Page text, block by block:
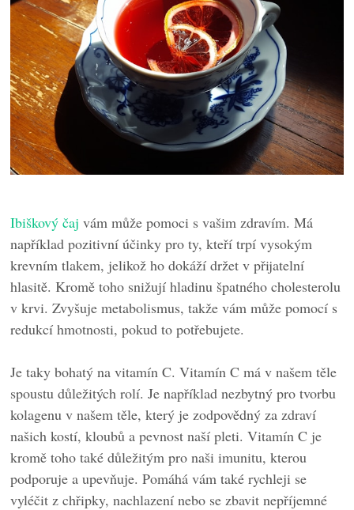
Ibiškový čaj vám může pomoci s vašim zdravím. Má
například pozitivní účinky pro ty, kteří trpí vysokým
krevním tlakem, jelikož ho dokáží držet v přijatelní
hlasitě. Kromě toho snižují hladinu špatného cholesterolu
v krvi. Zvyšuje metabolismus, takže vám může pomocí s
redukcí hmotnosti, pokud to potřebujete.
Je taky bohatý na vitamín C. Vitamín C má v našem těle
spoustu důležitých rolí. Je například nezbytný pro tvorbu
kolagenu v našem těle, který je zodpovědný za zdraví
našich kostí, kloubů a pevnost naší pleti. Vitamín C je
kromě toho také důležitým pro naši imunitu, kterou
podporuje a upevňuje. Pomáhá vám také rychleji se
vyléčit z chřipky, nachlazení nebo se zbavit nepříjemné